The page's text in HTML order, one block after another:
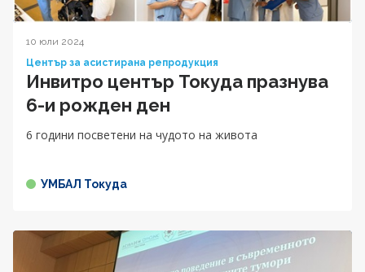
10 юли 2024
Център за асистирана репродукция
Инвитро център Токуда празнува
6-и рожден ден
6 години посветени на чудото на живота
УМБАЛ Токуда